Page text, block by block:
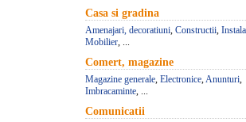
Casa si gradina
Amenajari, decoratiuni, Constructii,
Mobilier, ...
Comert, magazine
Magazine generale, Electronice,Anunturi,
Imbracaminte, ...
Comunicatii